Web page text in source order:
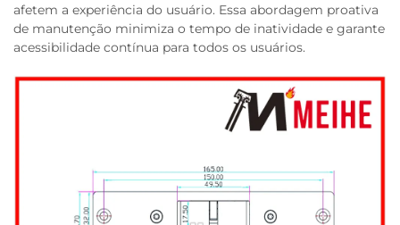
afetem a experiência do usuário. Essa abordagem proativa
de manutenção minimiza o tempo de inatividade e garante
acessibilidade contínua para todos os usuários.